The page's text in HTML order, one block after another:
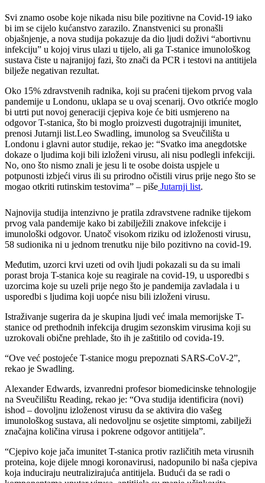
Svi znamo osobe koje nikada nisu bile pozitivne na Covid-19 iako
bi im se cijelo kućanstvo zarazilo. Znanstvenici su pronašli
objašnjenje, a nova studija pokazuje da dio ljudi doživi “abortivnu
infekciju” u kojoj virus ulazi u tijelo, ali ga T-stanice imunološkog
sustava čiste u najranijoj fazi, što znači da PCR i testovi na antitijela
bilježe negativan rezultat.
Oko 15% zdravstvenih radnika, koji su praćeni tijekom prvog vala
pandemije u Londonu, uklapa se u ovaj scenarij. Ovo otkriće moglo
bi utrti put novoj generaciji cjepiva koje će biti usmjereno na
odgovor T-stanica, što bi moglo proizvesti dugotrajniji imunitet,
prenosi Jutarnji list.Leo Swadling, imunolog sa Sveučilišta u
Londonu i glavni autor studije, rekao je: “Svatko ima anegdotske
dokaze o ljudima koji bili izloženi virusu, ali nisu podlegli infekciji.
No, ono što nismo znali je jesu li te osobe doista uspjele u
potpunosti izbjeći virus ili su prirodno očistili virus prije nego što se
mogao otkriti rutinskim testovima” – piše Jutarnji list.
Najnovija studija intenzivno je pratila zdravstvene radnike tijekom
prvog vala pandemije kako bi zabilježili znakove infekcije i
imunološki odgovor. Unatoč visokom riziku od izloženosti virusu,
58 sudionika ni u jednom trenutku nije bilo pozitivno na covid-19.
Međutim, uzorci krvi uzeti od ovih ljudi pokazali su da su imali
porast broja T-stanica koje su reagirale na covid-19, u usporedbi s
uzorcima koje su uzeli prije nego što je pandemija zavladala i u
usporedbi s ljudima koji uopće nisu bili izloženi virusu.
Istraživanje sugerira da je skupina ljudi već imala memorijske T-
stanice od prethodnih infekcija drugim sezonskim virusima koji su
uzrokovali obične prehlade, što ih je zaštitilo od covida-19.
“Ove već postojeće T-stanice mogu prepoznati SARS-CoV-2”,
rekao je Swadling.
Alexander Edwards, izvanredni profesor biomedicinske tehnologije
na Sveučilištu Reading, rekao je: “Ova studija identificira (novi)
ishod – dovoljnu izloženost virusu da se aktivira dio vašeg
imunološkog sustava, ali nedovoljnu se osjetite simptomi, zabilježi
značajna količina virusa i pokrene odgovor antitijela”.
“Cjepivo koje jača imunitet T-stanica protiv različitih meta virusnih
proteina, koje dijele mnogi koronavirusi, nadopunilo bi naša cjepiva
koja induciraju neutralizirajuća antitijela. Budući da se radi o